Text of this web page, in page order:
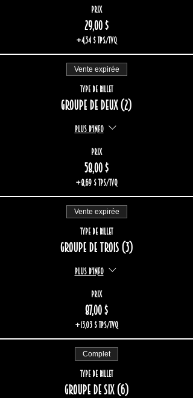
Prix
29,00 $
+4,34 $ TPS/TVQ
Vente expirée
Type de billet
Groupe de deux (2)
Plus d'info
Prix
58,00 $
+8,69 $ TPS/TVQ
Vente expirée
Type de billet
Groupe de trois (3)
Plus d'info
Prix
87,00 $
+13,03 $ TPS/TVQ
Complet
Type de billet
Groupe de six (6)